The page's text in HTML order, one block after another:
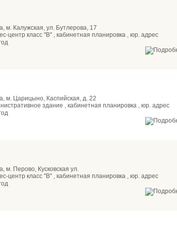
м. Калужская, ул. Бутлерова, 17
центр класс "В" , кабинетная планировка , юр. адрес
м. Царицыно, Каспийская, д. 22
здание , кабинетная планировка , юр. адрес
м. Перово, Кусковская ул.
центр класс "В" , кабинетная планировка , юр. адрес